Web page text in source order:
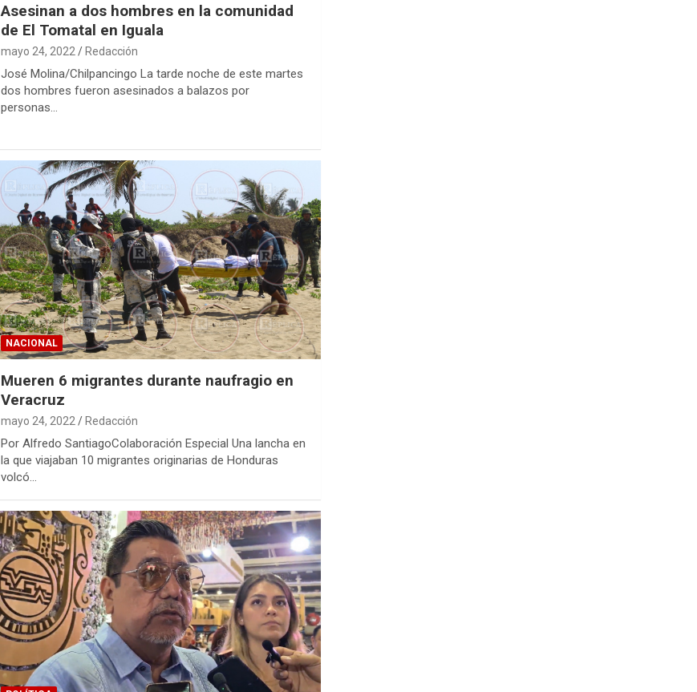
Asesinan a dos hombres en la comunidad
de El Tomatal en Iguala
mayo 24, 2022 Redacción
José Molina/Chilpancingo La tarde noche de este martes
dos hombres fueron asesinados a balazos por
personas…
NACIONAL
Mueren 6 migrantes durante naufragio en
Veracruz
mayo 24, 2022 Redacción
Por Alfredo SantiagoColaboración Especial Una lancha en
la que viajaban 10 migrantes originarias de Honduras
volcó…